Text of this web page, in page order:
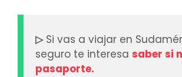
▷Si vas a viajar en
seguro te interesa saber si
pasaporte.